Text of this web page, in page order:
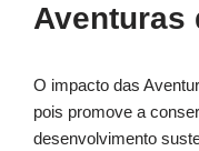
Aventuras
O impacto das
pois promove a
desenvolvimento